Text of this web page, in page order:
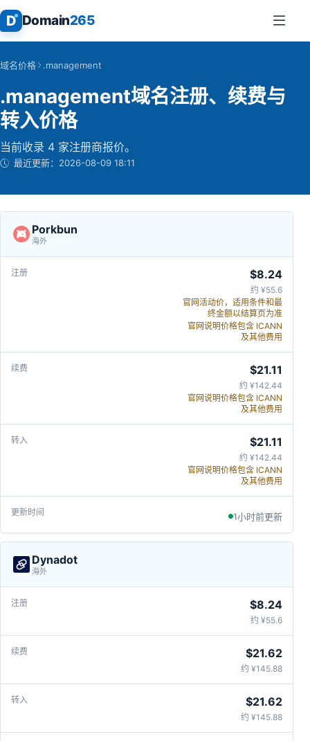
D Domain265
域名价格 .management
.management域名注册、续费与
转入价格
当前收录 4 家注册商报价。
最近更新： 2026-08-09 18:11
Porkbun
海外
$8.24
约 ¥55.6
官网活动价，适用条件和最
终金额以结算页为准
官网说明价格包含 ICANN
及其他费用
$21.11
约 ¥142.44
官网说明价格包含 ICANN
及其他费用
$21.11
约 ¥142.44
官网说明价格包含 ICANN
及其他费用
1小时前更新
Dynadot
海外
$8.24
约 ¥55.6
$21.62
约 ¥145.88
$21.62
约 ¥145.88